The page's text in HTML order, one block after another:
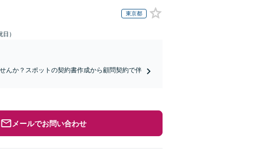
東京都
）
んか？スポットの契約書作成から顧問契約で伴
メールでお問い合わせ